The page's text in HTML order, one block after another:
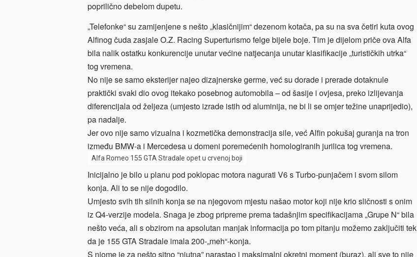
poprilično debelom dupetu.
„Telefonke“ su zamijenjene s nešto „klasičnijim“ dezenom kotača, pa su na sva četiri kuta ovog
Alfinog čuda zasjale O.Z. Racing Superturismo felge bijele boje. Tim je dijelom priče ova Alfa
bila nalik ostatku konkurencije unutar većine natjecanja unutar klasifikacije „turističkih utrka“
tog vremena.
No nije se samo eksterijer najeo dizajnerske germe, već su dorade i prerade dotaknule
praktički svaki dio ovog itekako posebnog automobila – od šasije i ovjesa, preko izlijevanja
diferencijala od željeza (umjesto izrade istih od aluminija, ne bi li se omjer težine unaprijedio),
pa nadalje.
Jer ovo nije samo vizualna i kozmetička demonstracija sile, već Alfin pokušaj guranja na tron
između BMW-a i Mercedesa u domeni poremećenih homologiranih jurilica tog vremena.
Alfa Romeo 155 GTA Stradale opet u crvenoj boji
Inicijalno je bilo u planu pod poklopac motora nagurati V6 s Turbo-punjačem i svom silom
konja. Ali to se nije dogodilo.
Umjesto svih tih silnih konja se na njegovom mjestu našao motor koji nije krio sličnosti s onim
iz Q4-verzije modela. Snaga je zbog pripreme prema tadašnjim specifikacijama „Grupe N“ bila
nešto veća, ali s obzirom na apsolutan manjak informacija po tom pitanju možemo zaključiti tek
da je 155 GTA Stradale imala 200-„meh“-konja.
S njome je za nešto sitno “njutna” narastao i maksimalni okretni moment (buraz), ali sve to nije